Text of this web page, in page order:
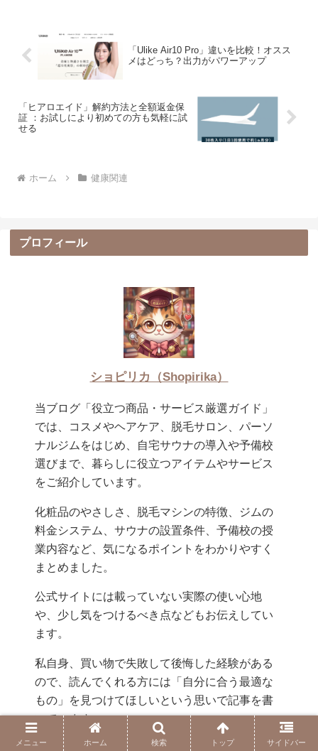
「Ulike Air10 Pro」違いを比較！オスス
メはどっち？出力がパワーアップ
「ヒアロエイド」解約方法と全額返金保
証 ：お試しにより初めての方も気軽に試
せる
ホーム 健康関連
プロフィール
ショピリカ（Shopirika）
当ブログ「役立つ商品・サービス厳選ガイド」
では、コスメやヘアケア、脱毛サロン、パーソ
ナルジムをはじめ、自宅サウナの導入や予備校
選びまで、暮らしに役立つアイテムやサービス
をご紹介しています。
化粧品のやさしさ、脱毛マシンの特徴、ジムの
料金システム、サウナの設置条件、予備校の授
業内容など、気になるポイントをわかりやすく
まとめました。
公式サイトには載っていない実際の使い心地
や、少し気をつけるべき点などもお伝えしてい
ます。
私自身、買い物で失敗して後悔した経験がある
ので、読んでくれる方には「自分に合う最適な
もの」を見つけてほしいという思いで記事を書
いています。
お得なキャンペーン情報や最新のルールもしっ
メニュー ホーム 検索 トップ サイドバー